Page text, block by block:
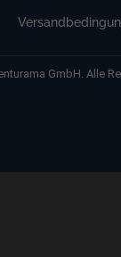
GmbH. Alle